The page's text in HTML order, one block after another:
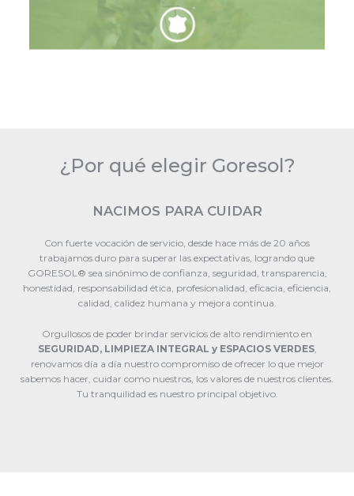
¿Por qué elegir Goresol?
NACIMOS PARA CUIDAR
Con fuerte vocación de servicio, desde hace más de 20 años
trabajamos duro para superar las expectativas, logrando que
GORESOL® sea sinónimo de confianza, seguridad, transparencia,
honestidad, responsabilidad ética, profesionalidad, eficacia, eficiencia,
calidad, calidez humana y mejora continua.
Orgullosos de poder brindar servicios de alto rendimiento en
SEGURIDAD, LIMPIEZA INTEGRAL y ESPACIOS VERDES,
renovamos día a día nuestro compromiso de ofrecer lo que mejor
sabemos hacer, cuidar como nuestros, los valores de nuestros clientes.
Tu tranquilidad es nuestro principal objetivo.